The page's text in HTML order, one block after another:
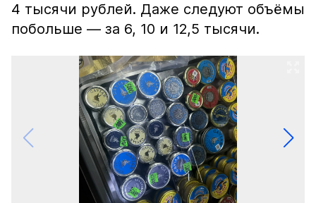
4 тысячи рублей. Даже следуют объёмы
побольше — за 6, 10 и 12,5 тысячи.